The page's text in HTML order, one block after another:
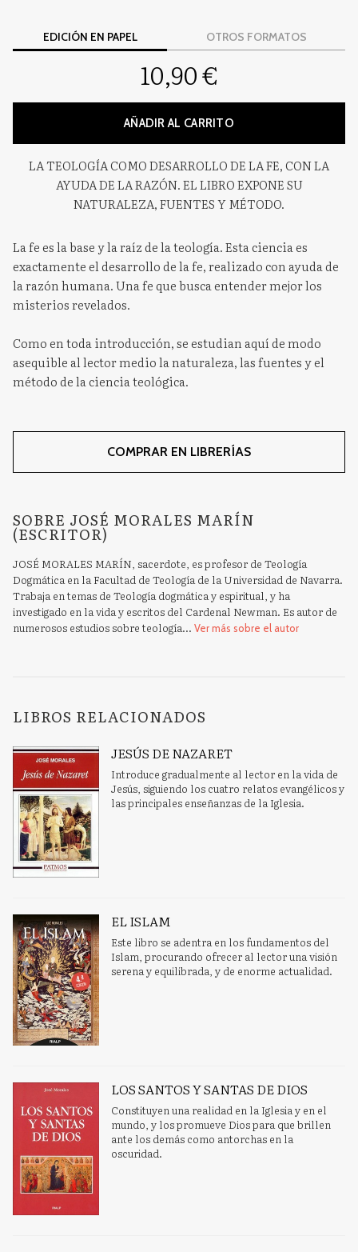
EDICIÓN EN PAPEL OTROS FORMATOS
10,90 €
AÑADIR AL CARRITO
LA TEOLOGÍA COMO DESARROLLO DE LA FE, CON LA
AYUDA DE LA RAZÓN. EL LIBRO EXPONE SU
NATURALEZA, FUENTES Y MÉTODO.
La fe es la base y la raíz de la teología. Esta ciencia es
exactamente el desarrollo de la fe, realizado con ayuda de
la razón humana. Una fe que busca entender mejor los
misterios revelados.
Como en toda introducción, se estudian aquí de modo
asequible al lector medio la naturaleza, las fuentes y el
método de la ciencia teológica.
COMPRAR EN LIBRERÍAS
SOBRE JOSÉ MORALES MARÍN
(ESCRITOR)
JOSÉ MORALES MARÍN, sacerdote, es profesor de Teología
Dogmática en la Facultad de Teología de la Universidad de Navarra.
Trabaja en temas de Teología dogmática y espiritual, y ha
investigado en la vida y escritos del Cardenal Newman. Es autor de
numerosos estudios sobre teología... Ver más sobre el autor
LIBROS RELACIONADOS
JESÚS DE NAZARET
Introduce gradualmente al lector en la vida de
Jesús, siguiendo los cuatro relatos evangélicos y
las principales enseñanzas de la Iglesia.
EL ISLAM
Este libro se adentra en los fundamentos del
Islam, procurando ofrecer al lector una visión
serena y equilibrada, y de enorme actualidad.
LOS SANTOS Y SANTAS DE DIOS
Constituyen una realidad en la Iglesia y en el
mundo, y los promueve Dios para que brillen
ante los demás como antorchas en la
oscuridad.